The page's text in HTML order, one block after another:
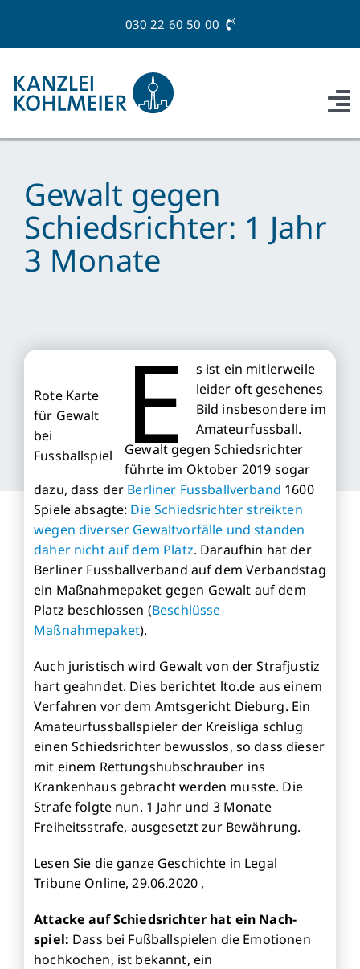
springen
030 22 60 50 00
Swiss-Desk
Kontakt
Gewalt gegen
Schiedsrichter: 1 Jahr
3 Monate
Rote Karte
für Gewalt
bei
Fussballspiel
E
s ist ein mitlerweile
leider oft gesehenes
Bild insbesondere im
Amateurfussball.
Gewalt gegen Schiedsrichter
führte im Oktober 2019 sogar
dazu, dass der Berliner Fussballverband 1600
Spiele absagte: Die Schiedsrichter streikten
wegen diverser Gewaltvorfälle und standen
daher nicht auf dem Platz. Daraufhin hat der
Berliner Fussballverband auf dem Verbandstag
ein Maßnahmepaket gegen Gewalt auf dem
Platz beschlossen (Beschlüsse
Maßnahmepaket).
Auch juristisch wird Gewalt von der Strafjustiz
hart geahndet. Dies berichtet lto.de aus einem
Verfahren vor dem Amtsgericht Dieburg. Ein
Amateurfussballspieler der Kreisliga schlug
einen Schiedsrichter bewusslos, so dass dieser
mit einem Rettungshubschrauber ins
Krankenhaus gebracht werden musste. Die
Strafe folgte nun. 1 Jahr und 3 Monate
Freiheitsstrafe, ausgesetzt zur Bewährung.
Lesen Sie die ganze Geschichte in Legal
Tribune Online, 29.06.2020 ,
Attacke auf Schieds­rich­ter hat ein Nach­
spiel: Dass bei Fußballspielen die Emotionen
hochkochen, ist bekannt, ein